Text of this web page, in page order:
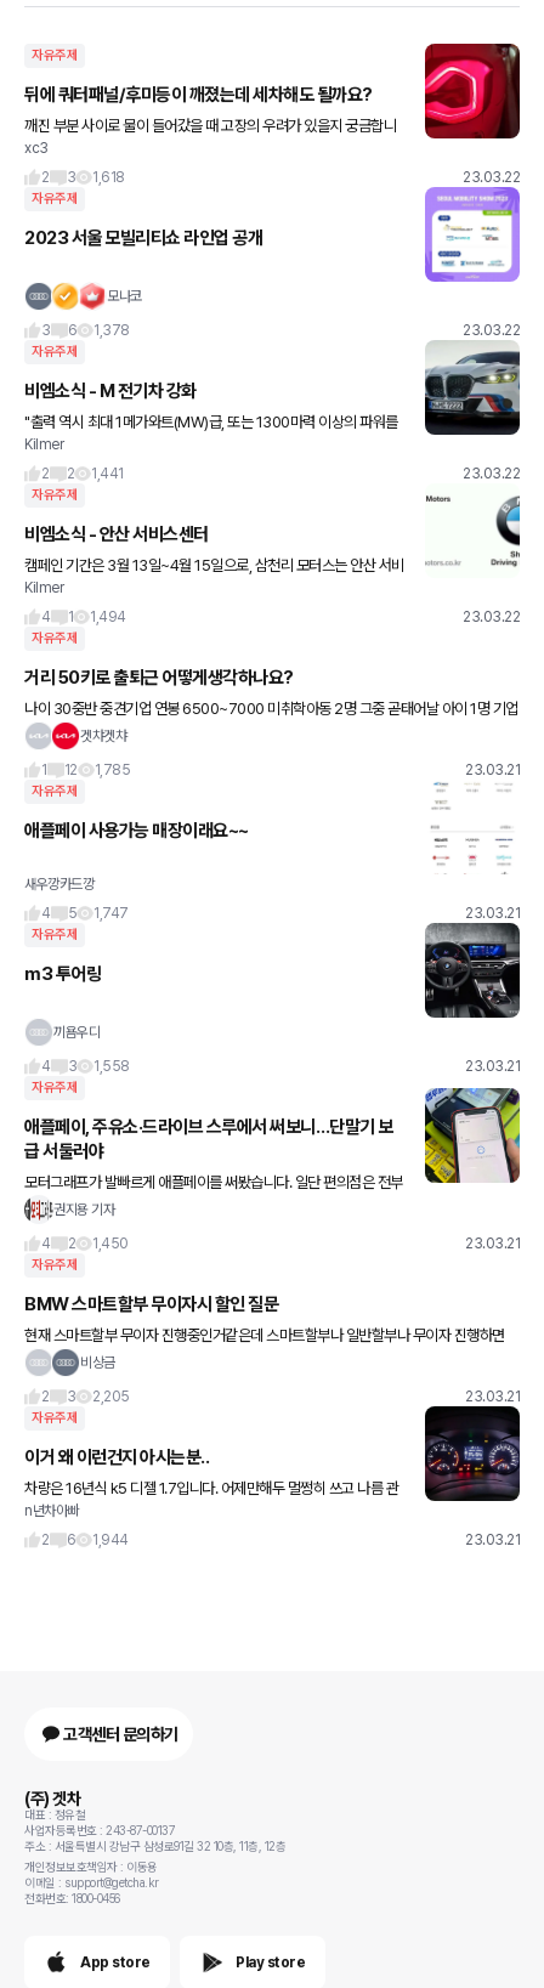
자유주제
뒤에 쿼터패널/후미등이 깨졌는데 세차해도 될까요?
깨진 부분 사이로 물이 들어갔을 때 고장의 우려가 있을지 궁금합니
다. 혹시라도 문제 생길까 세차못하는 중 입니다..ㅠ
xc3
2
3 1,618 23.03.22
자유주제
2023 서울 모빌리티쇼 라인업 공개
모나코
3
6 1,378 23.03.22
자유주제
비엠소식 - M 전기차 강화
"출력 역시 최대 1메가와트(MW)급, 또는 1300마력 이상의 파워를
목표로 한다. M5 컴페이션 모델의 출력이 625마력인 것을 고려하
면 2배 이상의 파워를 지니는 것이다."
Kilmer
2
2 1,441 23.03.22
자유주제
비엠소식 - 안산 서비스센터
캠페인 기간은 3월 13일~4월 15일으로, 삼천리 모터스는 안산 서비
스센터 오픈을 기념해 오리지널 부품 및 공임 20% 혜택을 준비했다
고 합니다.
Kilmer
4
1 1,494 23.03.22
자유주제
거리 50키로 출퇴근 어떻게생각하나요?
나이 30중반 중견기업 연봉 6500~7000 미취학아동 2명 그중 곧태어날 아이 1명 기업
다니신분들 출퇴근거리 다들 어떠신가요? 1. 30키로미만 2. 30~50키로 3. 50~80 4.
겟챠겟챠
1
12 1,785 23.03.21
자유주제
애플페이 사용가능 매장이래요~~
새우깡카드깡
4
5 1,747 23.03.21
자유주제
m3 투어링
끼욤우디
4
3 1,558 23.03.21
자유주제
애플페이, 주유소·드라이브 스루에서 써보니…단말기 보
급 서둘러야
모터그래프가 발빠르게 애플페이를 써봤습니다. 일단 편의점은 전부
되는것 같고, 롯데나 현대 계열사 쇼핑몰도 지원합니다. 주유소는 G
권지용 기자
4
2 1,450 23.03.21
자유주제
BMW 스마트할부 무이자시 할인 질문
현재 스마트할부 무이자 진행중인거같은데 스마트할부나 일반할부나 무이자 진행하면
현재프로모션 할인금액은 안해주는건지 할인+무이자인건지 궁금합니다
비상금
2
3 2,205 23.03.21
자유주제
이거 왜 이런건지 아시는분..
차량은 16년식 k5 디젤 1.7입니다. 어제만해두 멀쩡히 쓰고 나름 관
리도 한다고 했는데 갑자기 오늘 출근하려고 하니 시동 소리 안들리
고 계기판에 경고든 쭈르륵 뜨더라구요.. 뭔가 싶어서 세번정도
n년차아빠
2
6 1,944 23.03.21
고객센터 문의하기
(주) 겟차
대표 : 정유철
사업자등록번호 : 243-87-00137
주소 : 서울특별시 강남구 삼성로91길 32 10층, 11층, 12층
개인정보보호책임자 : 이동용
이메일 : support@getcha.kr
전화번호: 1800-0456
App store Play store